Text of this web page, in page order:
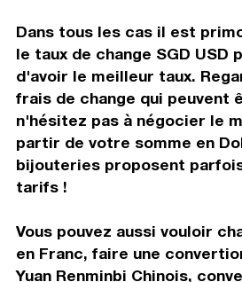
Dans tous les cas il est
le taux de change SGD USD
d'avoir le meilleur taux.
frais de change qui peuvent
n'hésitez pas à négocier le
partir de votre somme en
bijouteries proposent
tarifs !
Vous pouvez aussi vouloir
en Franc, faire une
Yuan Renminbi Chinois,